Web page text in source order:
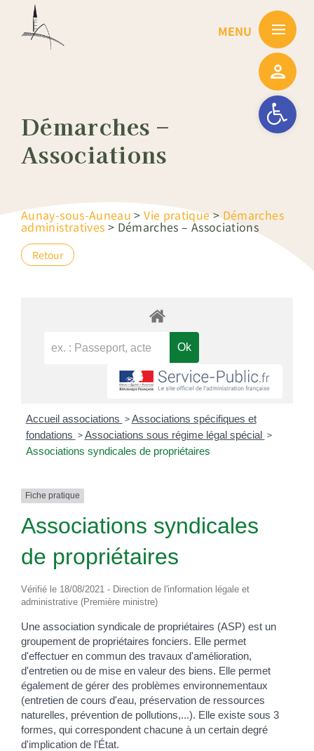
Ouvrir la
Démarches –
Associations
Aunay-sous-Auneau >Vie pratique>Démarches
administratives > Démarches – Associations
Retour
Accueil associations > Associations spécifiques et
fondations > Associations sous régime légal spécial >
Associations syndicales de propriétaires
Fiche pratique
Associations syndicales
de propriétaires
Vérifié le 18/08/2021 - Direction de l'information légale et
administrative (Première ministre)
Une association syndicale de propriétaires (ASP) est un
groupement de propriétaires fonciers. Elle permet
d'effectuer en commun des travaux d'amélioration,
d'entretien ou de mise en valeur des biens. Elle permet
également de gérer des problèmes environnementaux
(entretien de cours d'eau, préservation de ressources
naturelles, prévention de pollutions,...). Elle existe sous 3
formes, qui correspondent chacune à un certain degré
d'implication de l'État.